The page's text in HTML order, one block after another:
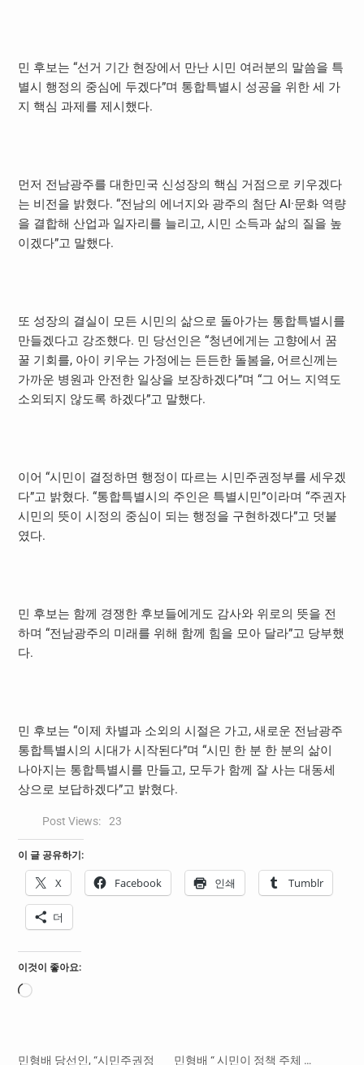
민 후보는 “선거 기간 현장에서 만난 시민 여러분의 말씀을 특
별시 행정의 중심에 두겠다”며 통합특별시 성공을 위한 세 가
지 핵심 과제를 제시했다.
먼저 전남광주를 대한민국 신성장의 핵심 거점으로 키우겠다
는 비전을 밝혔다. “전남의 에너지와 광주의 첨단 AI·문화 역량
을 결합해 산업과 일자리를 늘리고, 시민 소득과 삶의 질을 높
이겠다”고 말했다.
또 성장의 결실이 모든 시민의 삶으로 돌아가는 통합특별시를
만들겠다고 강조했다. 민 당선인은 “청년에게는 고향에서 꿈
꿀 기회를, 아이 키우는 가정에는 든든한 돌봄을, 어르신께는
가까운 병원과 안전한 일상을 보장하겠다”며 “그 어느 지역도
소외되지 않도록 하겠다”고 말했다.
이어 “시민이 결정하면 행정이 따르는 시민주권정부를 세우겠
다”고 밝혔다. “통합특별시의 주인은 특별시민”이라며 “주권자
시민의 뜻이 시정의 중심이 되는 행정을 구현하겠다”고 덧붙
였다.
민 후보는 함께 경쟁한 후보들에게도 감사와 위로의 뜻을 전
하며 “전남광주의 미래를 위해 함께 힘을 모아 달라”고 당부했
다.
민 후보는 “이제 차별과 소외의 시절은 가고, 새로운 전남광주
통합특별시의 시대가 시작된다”며 “시민 한 분 한 분의 삶이
나아지는 통합특별시를 만들고, 모두가 함께 잘 사는 대동세
상으로 보답하겠다”고 밝혔다.
Post Views: 23
이 글 공유하기:
X Facebook 인쇄 Tumblr
더
이것이 좋아요:
로
민형배 당선인, “시민주권정
민형배 “ 시민이 정책 주체 …